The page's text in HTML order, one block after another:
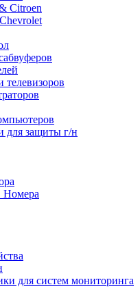
Citroen
телевизоров
для защиты г/н
Номера
для систем мониторинга